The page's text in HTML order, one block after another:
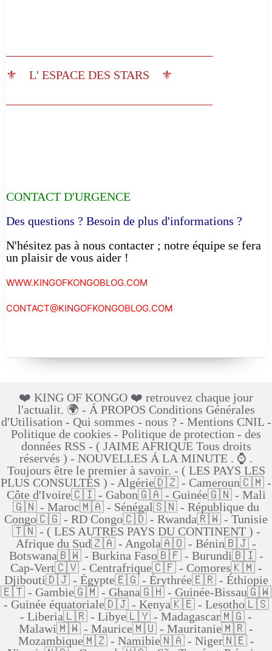
⚜️ L' ESPACE DES STARS ⚜️
CONTACT D'URGENCE
Des questions ? Besoin de plus d'informations ?
N'hésitez pas à nous contacter ; notre équipe se fera
un plaisir de vous aider !
WWW.KINGOFKONGOBLOG.COM
CONTACT@KINGOFKONGOBLOG.COM
❤️ KING OF KONGO ❤️ retrouvez chaque jour
l'actualit. 🌍 - Á PROPOS Conditions Générales
d'Utilisation - Qui sommes - nous ? - Mentions CNIL -
Politique de cookies - Politique de protection - des
données RSS - ( JAIME AFRIQUE Tous droits
réservés ) - NOUVELLES Á LA MINUTE . ⌚ .
Toujours être le premier à savoir. - ( LES PAYS LES
PLUS CONSULTÉS ) - Algérie🇩🇿 - Cameroun🇨🇲 -
Côte d'Ivoire🇨🇮 - Gabon🇬🇦 - Guinée🇬🇳 - Mali
🇬🇳 - Maroc🇲🇦 - Sénégal🇸🇳 - République du
Congo🇨🇬 - RD Congo🇨🇩 - Rwanda🇷🇼 - Tunisie
🇹🇳 - ( LES AUTRES PAYS DU CONTINENT ) -
Afrique du Sud🇿🇦 - Angola🇦🇴 - Bénin🇧🇯 -
Botswana🇧🇼 - Burkina Faso🇧🇫 - Burundi🇧🇮 -
Cap-Vert🇨🇻 - Centrafrique🇨🇫 - Comores🇰🇲 -
Djibouti🇩🇯 - Égypte🇪🇬 - Érythrée🇪🇷 - Éthiopie
🇪🇹 - Gambie🇬🇲 - Ghana🇬🇭 - Guinée-Bissau🇬🇼
- Guinée équatoriale🇩🇯 - Kenya🇰🇪 - Lesotho🇱🇸
- Liberia🇱🇷 - Libye🇱🇾 - Madagascar🇲🇬 -
Malawi🇲🇼 - Maurice🇲🇺 - Mauritanie🇲🇷 -
Mozambique🇲🇿 - Namibie🇳🇦 - Niger🇳🇪 -